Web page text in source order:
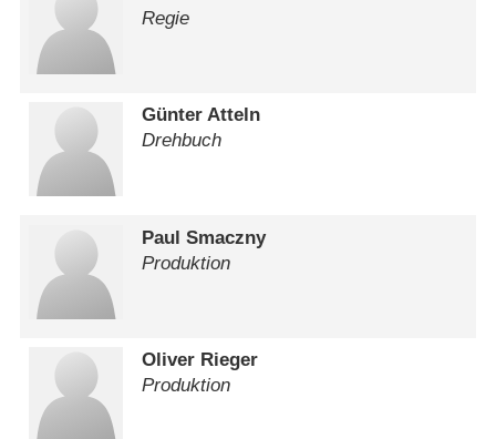
Regie
Günter Atteln
Drehbuch
Paul Smaczny
Produktion
Oliver Rieger
Produktion